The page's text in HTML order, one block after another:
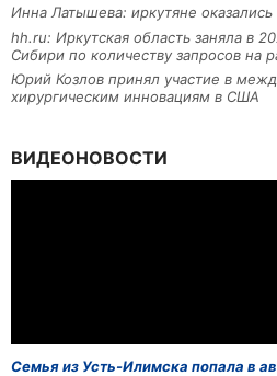
Инна Латышева: иркутяне
hh.ru: Иркутская область заняла в
Сибири по количеству запросов на
Юрий Козлов принял участие в
хирургическим инновациям в США
ВИДЕОНОВОСТИ
Семья из Усть-Илимска попала в